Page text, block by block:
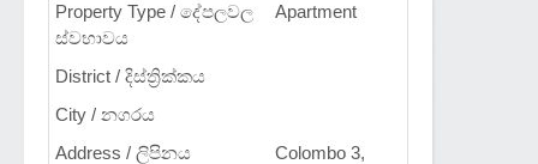
Property Type / දේපලවල
ස්වභාවය
Apartment
District / දිස්ත්‍රික්කය
City / නගරය
Address / ලිපිනය
Colombo 3,